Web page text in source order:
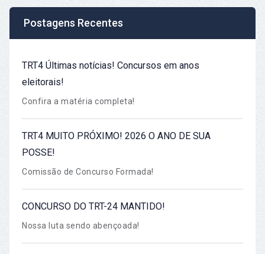
Postagens Recentes
TRT4 Últimas notícias! Concursos em anos
eleitorais!
Confira a matéria completa!
TRT4 MUITO PRÓXIMO! 2026 O ANO DE SUA
POSSE!
Comissão de Concurso Formada!
CONCURSO DO TRT-24 MANTIDO!
Nossa luta sendo abençoada!